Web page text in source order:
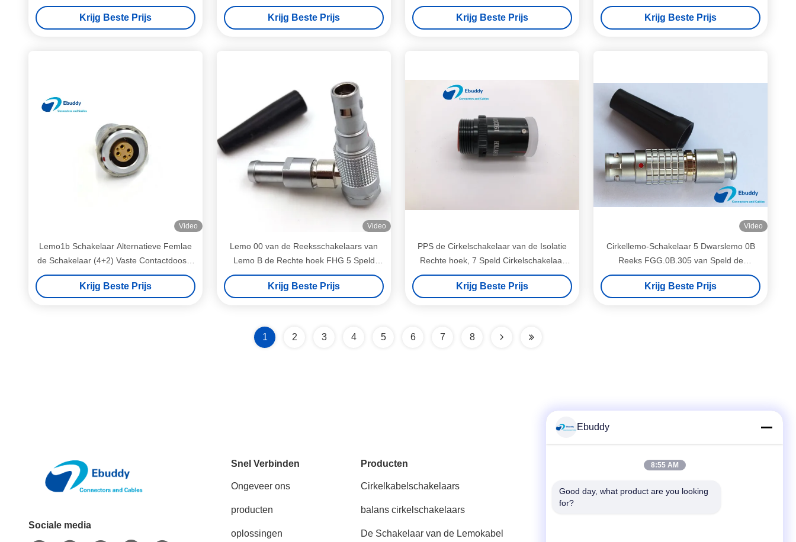
Schakelaars W20L0C-P07MCC00420S
Krijg Beste Prijs
Cirkelschakelaars voor Kabelassemblage
Krijg Beste Prijs
stop FGG.00 0B/1B/2B/3B
Krijg Beste Prijs
EI
Krijg Beste Prijs
Video
Lemo1b Schakelaar Alternatieve Femlae
de Schakelaar (4+2) Vaste Contactdoos 6
van Speldlemo
Krijg Beste Prijs
Video
Lemo 00 van de Reeksschakelaars van
Lemo B de Rechte hoek FHG 5 Speld
Mannelijke Schakelaar FHG.00.305 van
Mininature
Krijg Beste Prijs
PPS de Cirkelschakelaar van de Isolatie
Rechte hoek, 7 Speld Cirkelschakelaar
XC18Y7KH
Krijg Beste Prijs
Video
Cirkellemo-Schakelaar 5 Dwarslemo 0B
Reeks FGG.0B.305 van Speld de
Mannelijke Adpator
Krijg Beste Prijs
1 2 3 4 5 6 7 8
Sociale media
Snel Verbinden
Ongeveer ons
producten
oplossingen
Producten
Cirkelkabelschakelaars
balans cirkelschakelaars
De Schakelaar van de Lemokabel
Telefoon
Ebuddy
8:55 AM
Good day, what product are you looking
for?